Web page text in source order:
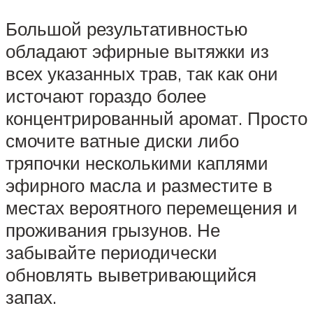
Большой результативностью
обладают эфирные вытяжки из
всех указанных трав, так как они
источают гораздо более
концентрированный аромат. Просто
смочите ватные диски либо
тряпочки несколькими каплями
эфирного масла и разместите в
местах вероятного перемещения и
проживания грызунов. Не
забывайте периодически
обновлять выветривающийся
запах.